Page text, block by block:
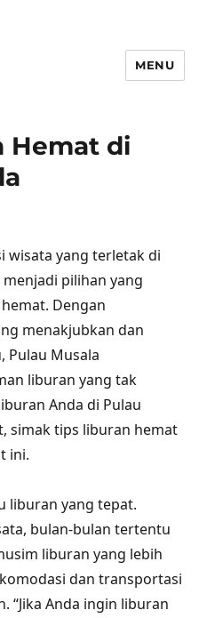
MENU
Hemat di
wisata yang terletak di
pilihan yang
Dengan
menakjubkan dan
Pulau Musala
liburan yang tak
Anda di Pulau
simak tips liburan hemat
ini.
liburan yang tepat.
bulan-bulan tertentu
liburan yang lebih
dan transportasi
“Jika Anda ingin liburan